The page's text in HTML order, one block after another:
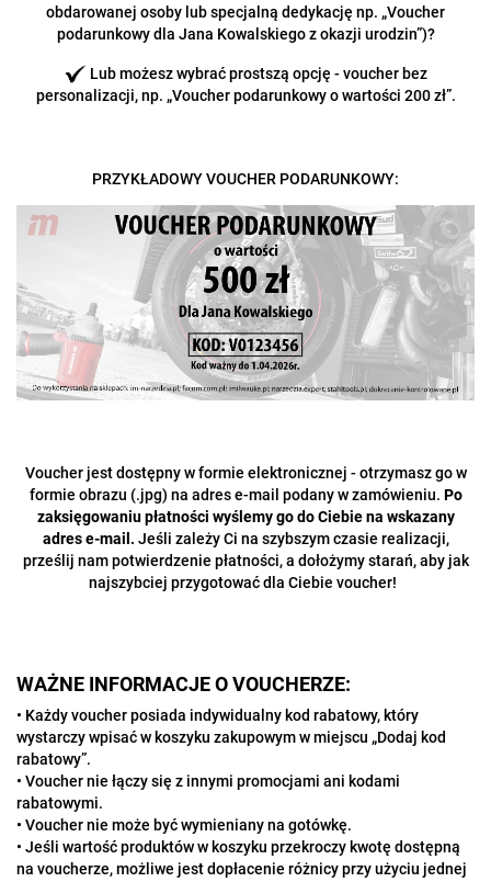
obdarowanej osoby lub specjalną dedykację np. „Voucher
podarunkowy dla Jana Kowalskiego z okazji urodzin”)?
Lub możesz wybrać prostszą opcję - voucher bez
personalizacji, np. „Voucher podarunkowy o wartości 200 zł”.
PRZYKŁADOWY VOUCHER PODARUNKOWY:
Voucher jest dostępny w formie elektronicznej - otrzymasz go w
formie obrazu (.jpg) na adres e-mail podany w zamówieniu. Po
zaksięgowaniu płatności wyślemy go do Ciebie na wskazany
adres e-mail. Jeśli zależy Ci na szybszym czasie realizacji,
prześlij nam potwierdzenie płatności, a dołożymy starań, aby jak
najszybciej przygotować dla Ciebie voucher!
WAŻNE INFORMACJE O VOUCHERZE:
• Każdy voucher posiada indywidualny kod rabatowy, który
wystarczy wpisać w koszyku zakupowym w miejscu „Dodaj kod
rabatowy”.
• Voucher nie łączy się z innymi promocjami ani kodami
rabatowymi.
• Voucher nie może być wymieniany na gotówkę.
• Jeśli wartość produktów w koszyku przekroczy kwotę dostępną
na voucherze, możliwe jest dopłacenie różnicy przy użyciu jednej